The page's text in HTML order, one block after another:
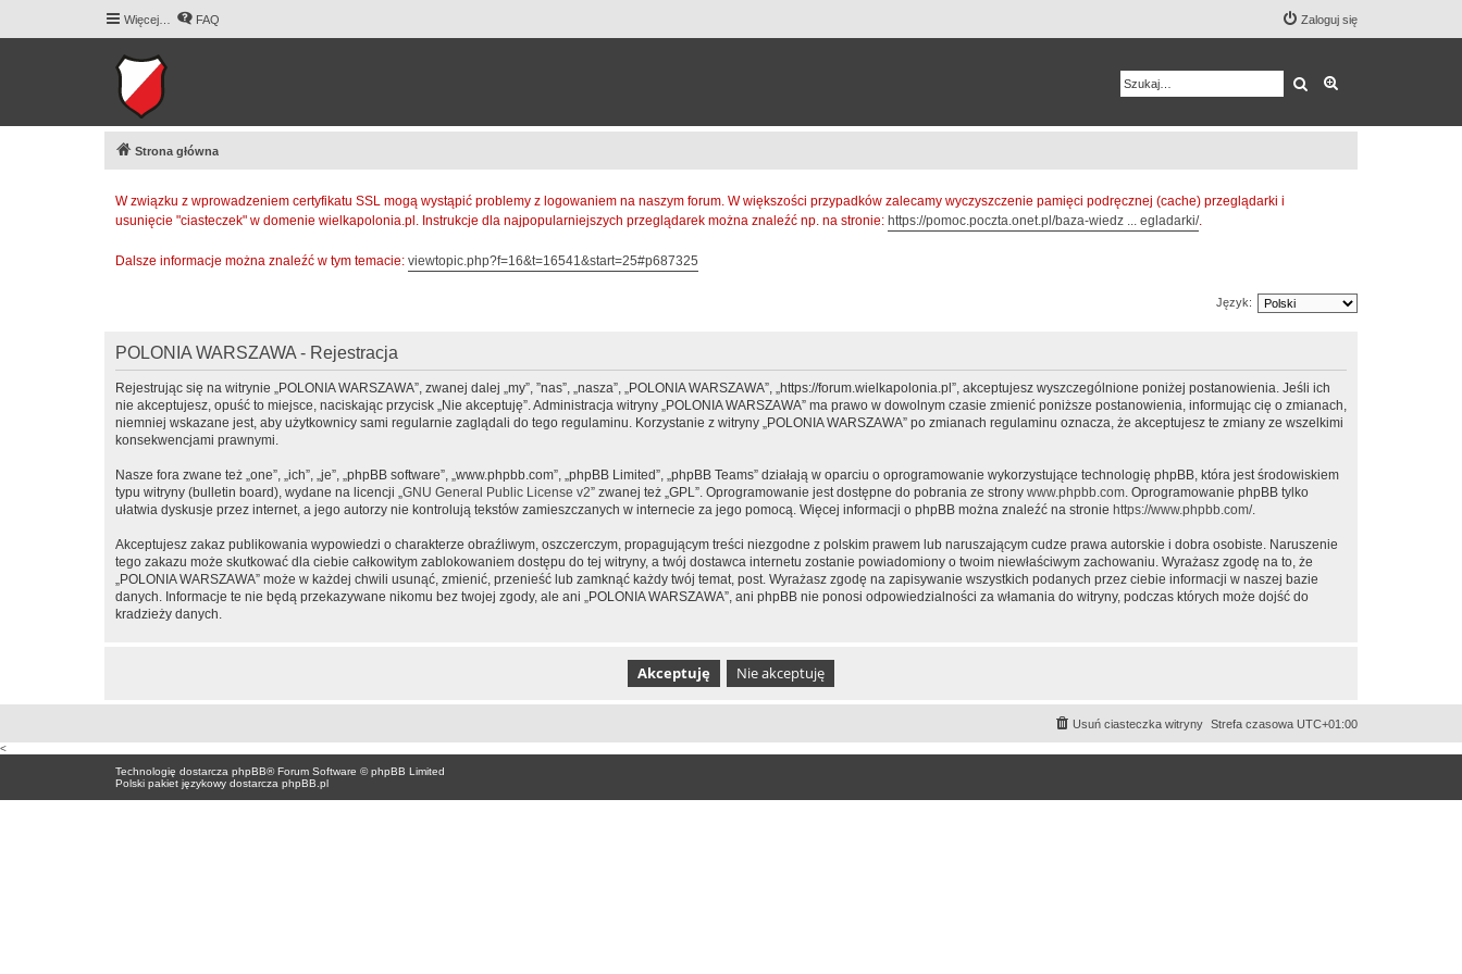
Więcej… FAQ Zaloguj się
Szukaj
Strona główna
W związku z wprowadzeniem certyfikatu SSL mogą wystąpić problemy z logowaniem na naszym forum. W większości przypadków zalecamy wyczyszczenie pamięci podręcznej (cache) przeglądarki i
usunięcie "ciasteczek" w domenie wielkapolonia.pl. Instrukcje dla najpopularniejszych przeglądarek można znaleźć np. na stronie: https://pomoc.poczta.onet.pl/baza-wiedz ... egladarki/.
Dalsze informacje można znaleźć w tym temacie: viewtopic.php?f=16&t=16541&start=25#p687325
Język:
POLONIA WARSZAWA - Rejestracja
Rejestrując się na witrynie „POLONIA WARSZAWA”, zwanej dalej „my”, ”nas”, „nasza”, „POLONIA WARSZAWA”, „https://forum.wielkapolonia.pl”, akceptujesz wyszczególnione poniżej postanowienia. Jeśli ich
nie akceptujesz, opuść to miejsce, naciskając przycisk „Nie akceptuję”. Administracja witryny „POLONIA WARSZAWA” ma prawo w dowolnym czasie zmienić poniższe postanowienia, informując cię o zmianach,
niemniej wskazane jest, aby użytkownicy sami regularnie zaglądali do tego regulaminu. Korzystanie z witryny „POLONIA WARSZAWA” po zmianach regulaminu oznacza, że akceptujesz te zmiany ze wszelkimi
konsekwencjami prawnymi.
Nasze fora zwane też „one”, „ich”, „je”, „phpBB software”, „www.phpbb.com”, „phpBB Limited”, „phpBB Teams” działają w oparciu o oprogramowanie wykorzystujące technologię phpBB, która jest środowiskiem
typu witryny (bulletin board), wydane na licencji „ GNU General Public License v2” zwanej też „GPL”. Oprogramowanie jest dostępne do pobrania ze strony www.phpbb.com . Oprogramowanie phpBB tylko
ułatwia dyskusje przez internet, a jego autorzy nie kontrolują tekstów zamieszczanych w internecie za jego pomocą. Więcej informacji o phpBB można znaleźć na stronie https://www.phpbb.com/.
Akceptujesz zakaz publikowania wypowiedzi o charakterze obraźliwym, oszczerczym, propagującym treści niezgodne z polskim prawem lub naruszającym cudze prawa autorskie i dobra osobiste. Naruszenie
tego zakazu może skutkować dla ciebie całkowitym zablokowaniem dostępu do tej witryny, a twój dostawca internetu zostanie powiadomiony o twoim niewłaściwym zachowaniu. Wyrażasz zgodę na to, że
„POLONIA WARSZAWA” może w każdej chwili usunąć, zmienić, przenieść lub zamknąć każdy twój temat, post. Wyrażasz zgodę na zapisywanie wszystkich podanych przez ciebie informacji w naszej bazie
danych. Informacje te nie będą przekazywane nikomu bez twojej zgody, ale ani „POLONIA WARSZAWA”, ani phpBB nie ponosi odpowiedzialności za włamania do witryny, podczas których może dojść do
kradzieży danych.
Strefa czasowa UTC+01:00
Usuń ciasteczka witryny
<
Technologię dostarcza phpBB® Forum Software © phpBB Limited
Polski pakiet językowy dostarcza phpBB.pl